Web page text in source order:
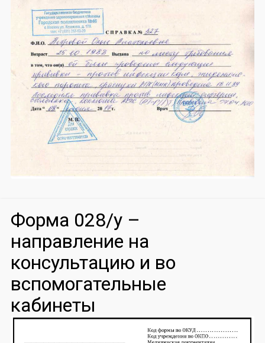
Форма 028/у –
направление на
консультацию и во
вспомогательные
кабинеты